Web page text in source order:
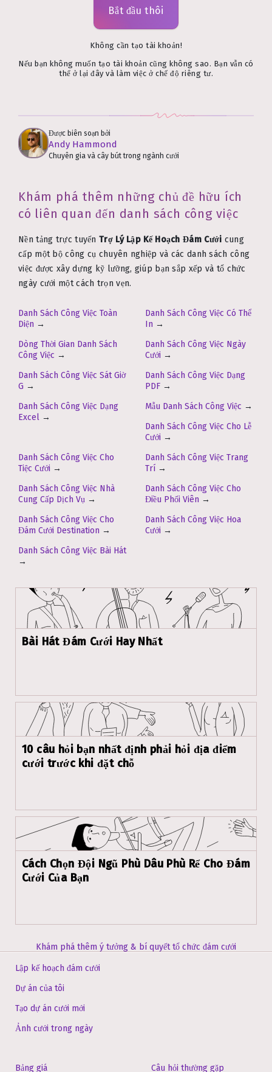
Bắt đầu thôi
Không cần tạo tài khoản!
Nếu bạn không muốn tạo tài khoản cũng không sao. Bạn vẫn có
thể ở lại đây và làm việc ở chế độ riêng tư.
Được biên soạn bởi
Andy Hammond
Chuyên gia và cây bút trong ngành cưới
Khám phá thêm những chủ đề hữu ích
có liên quan đến danh sách công việc
Nền tảng trực tuyếnTrợ Lý Lập Kế Hoạch Đám Cưới cung
cấp một bộ công cụ chuyên nghiệp và các danh sách công
việc được xây dựng kỹ lưỡng, giúp bạn sắp xếp và tổ chức
ngày cưới một cách trọn vẹn.
Danh Sách Công Việc Toàn
Diện →
Danh Sách Công Việc Có Thể
In →
Dòng Thời Gian Danh Sách
Công Việc →
Danh Sách Công Việc Ngày
Cưới →
Danh Sách Công Việc Sát Giờ
G →
Danh Sách Công Việc Dạng
PDF →
Danh Sách Công Việc Dạng
Excel →
Mẫu Danh Sách Công Việc →
Danh Sách Công Việc Cho Lễ
Cưới →
Danh Sách Công Việc Cho
Tiệc Cưới →
Danh Sách Công Việc Trang
Trí →
Danh Sách Công Việc Nhà
Cung Cấp Dịch Vụ →
Danh Sách Công Việc Cho
Điều Phối Viên →
Danh Sách Công Việc Cho
Đám Cưới Destination →
Danh Sách Công Việc Hoa
Cưới →
Danh Sách Công Việc Bài Hát
→
Bài Hát Đám Cưới Hay Nhất
10 câu hỏi bạn nhất định phải hỏi địa điểm
cưới trước khi đặt chỗ
Cách Chọn Đội Ngũ Phù Dâu Phù Rể Cho Đám
Cưới Của Bạn
Khám phá thêm ý tưởng & bí quyết tổ chức đám cưới
Lập kế hoạch đám cưới
Dự án của tôi
Tạo dự án cưới mới
Ảnh cưới trong ngày
Bảng giá Câu hỏi thường gặp